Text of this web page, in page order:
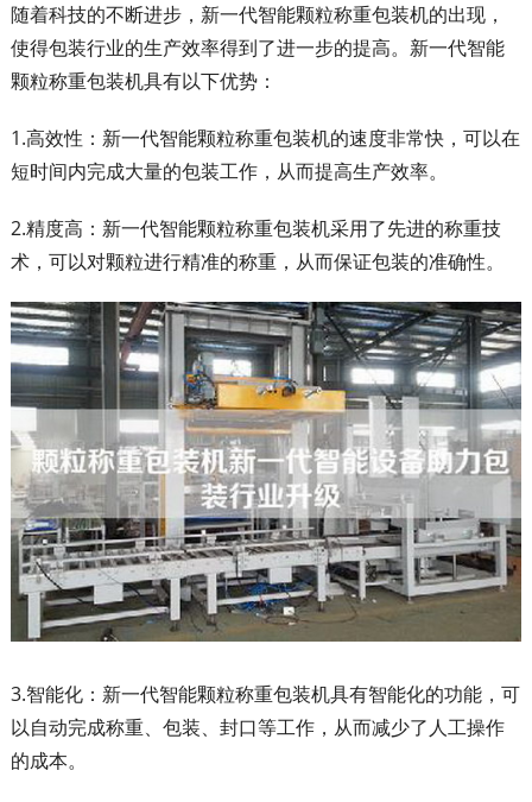
随着科技的不断进步，新一代智能颗粒称重包装机的出现，
使得包装行业的生产效率得到了进一步的提高。新一代智能
颗粒称重包装机具有以下优势：
1.高效性：新一代智能颗粒称重包装机的速度非常快，可以在
短时间内完成大量的包装工作，从而提高生产效率。
2.精度高：新一代智能颗粒称重包装机采用了先进的称重技
术，可以对颗粒进行精准的称重，从而保证包装的准确性。
3.智能化：新一代智能颗粒称重包装机具有智能化的功能，可
以自动完成称重、包装、封口等工作，从而减少了人工操作
的成本。